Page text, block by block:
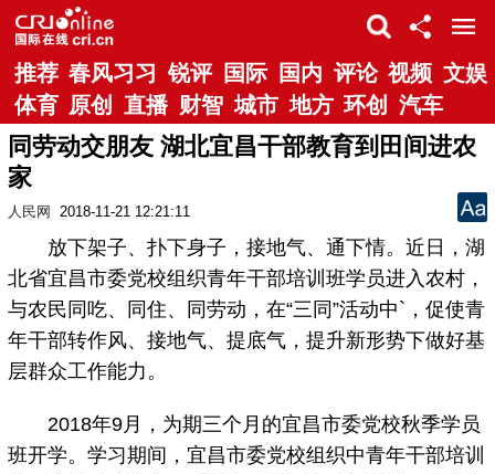
推荐 春风习习 锐评 国际 国内 评论 视频 文娱
体育 原创 直播 财智 城市 地方 环创 汽车
同劳动交朋友 湖北宜昌干部教育到田间进农
家
人民网 2018-11-21 12:21:11
放下架子、扑下身子，接地气、通下情。近日，湖
北省宜昌市委党校组织青年干部培训班学员进入农村，
与农民同吃、同住、同劳动，在“三同”活动中`，促使青
年干部转作风、接地气、提底气，提升新形势下做好基
层群众工作能力。
2018年9月，为期三个月的宜昌市委党校秋季学员
班开学。学习期间，宜昌市委党校组织中青年干部培训